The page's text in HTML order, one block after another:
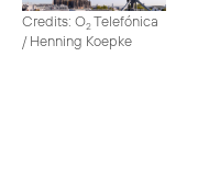
Credits: O2Telefónica
/ Henning Koepke